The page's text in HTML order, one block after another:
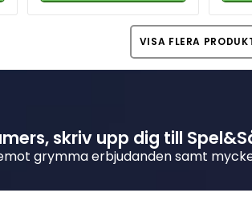
VISA FLERA
skriv upp dig till
grymma erbjudanden samt